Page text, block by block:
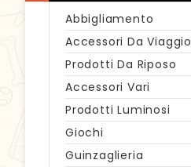
Abbigliamento
Accessori Da Viaggio
Prodotti Da Riposo
Accessori Vari
Prodotti Luminosi
Giochi
Guinzaglieria